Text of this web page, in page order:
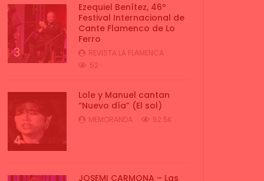
3
Ezequiel Benítez, 46º
Festival Internacional de
Cante Flamenco de Lo
Ferro
REVISTA LA FLAMENCA
52
4
Lole y Manuel cantan
“Nuevo día” (El sol)
MEMORANDA 52.5K
JOSEMI CARMONA – Las